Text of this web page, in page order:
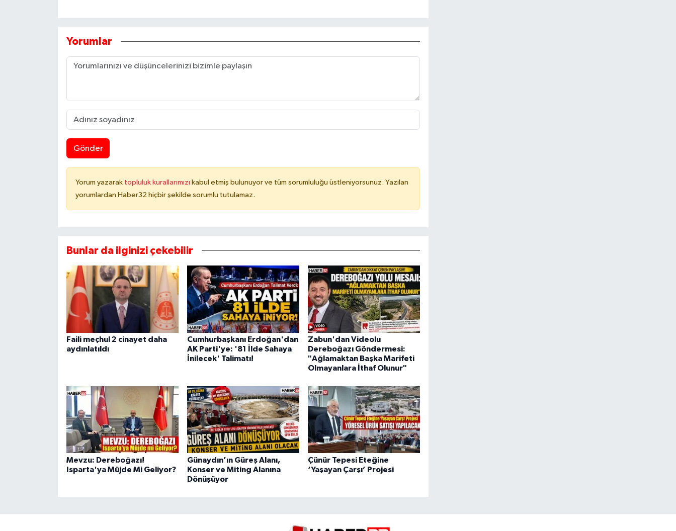
Yorumlar
Gönder
Yorum yazarak topluluk kurallarımızı kabul etmiş bulunuyor ve tüm sorumluluğu üstleniyorsunuz. Yazılan
yorumlardan Haber32 hiçbir şekilde sorumlu tutulamaz.
Bunlar da ilginizi çekebilir
Faili meçhul 2 cinayet daha
aydınlatıldı
Cumhurbaşkanı Erdoğan'dan
AK Parti'ye: '81 İlde Sahaya
İnilecek' Talimatı!
Zabun'dan Videolu
Dereboğazı Göndermesi:
"Ağlamaktan Başka Marifeti
Olmayanlara İthaf Olunur"
Mevzu: Dereboğazı!
Isparta'ya Müjde Mi Geliyor?
Günaydın’ın Güreş Alanı,
Konser ve Miting Alanına
Dönüşüyor
Çünür Tepesi Eteğine
‘Yaşayan Çarşı’ Projesi